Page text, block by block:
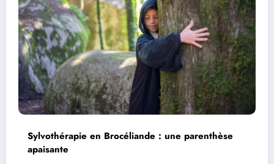
Sylvothérapie en Brocéliande : une parenthèse
apaisante